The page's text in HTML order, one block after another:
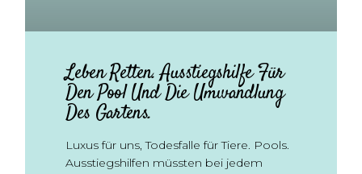
Leben Retten. Ausstiegshilfe Für
Den Pool Und Die Umwandlung
Des Gartens.
Luxus für uns, Todesfalle für Tiere. Pools.
Ausstiegshilfen müssten bei jedem